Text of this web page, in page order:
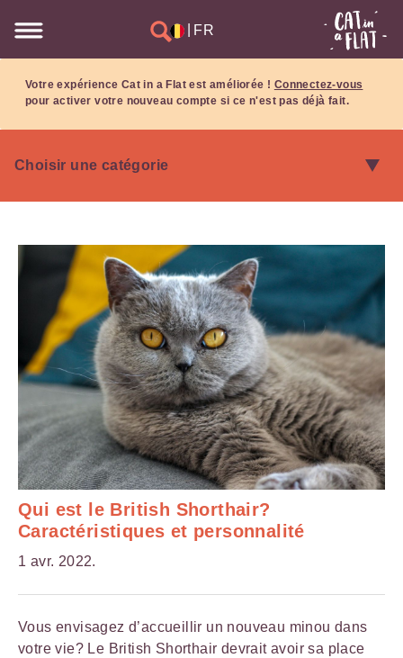
FR
Votre expérience Cat in a Flat est améliorée ! Connectez-vous
pour activer votre nouveau compte si ce n'est pas déjà fait.
Qui est le British Shorthair?
Caractéristiques et personnalité
1 avr. 2022.
Vous envisagez d’accueillir un nouveau minou dans
votre vie? Le British Shorthair devrait avoir sa place